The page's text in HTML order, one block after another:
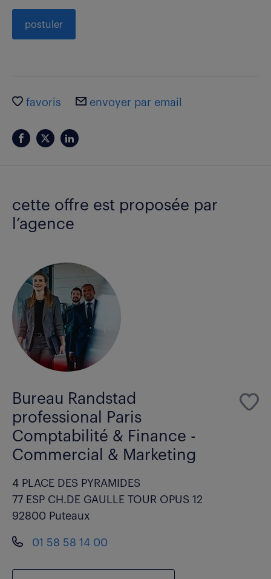
postuler
favoris envoyer par email
cette offre est proposée par
l’agence
Bureau Randstad
professional Paris
Comptabilité & Finance -
Commercial & Marketing
4 PLACE DES PYRAMIDES
77 ESP CH.DE GAULLE TOUR OPUS 12
92800 Puteaux
01 58 58 14 00